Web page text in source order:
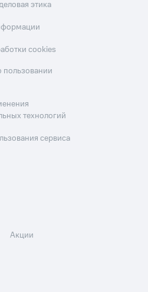
этика
cookies
технологий
сервиса
Акции